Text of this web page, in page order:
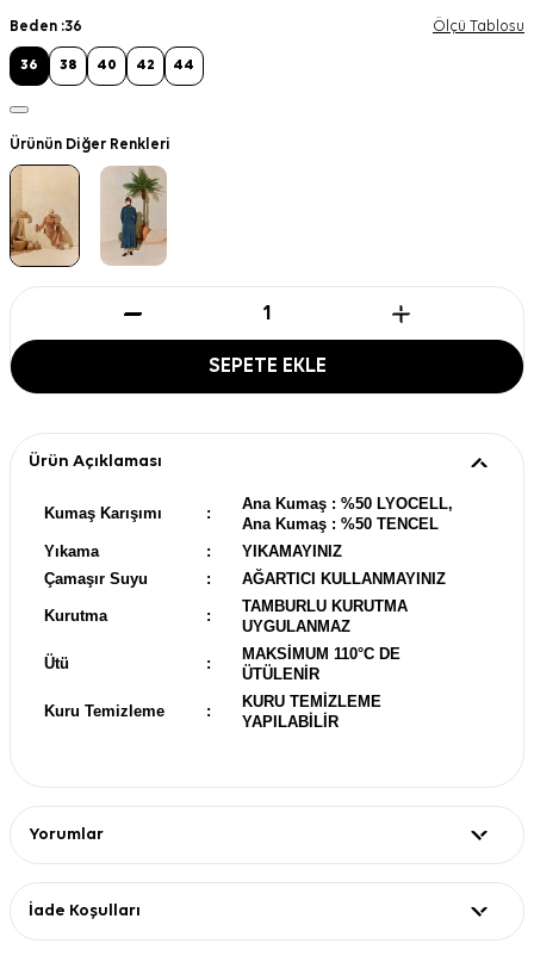
Beden :36 Ölçü Tablosu
36 38 40 42 44
Ürünün Diğer Renkleri
SEPETE EKLE
Ürün Açıklaması
Kumaş Karışımı :
Ana Kumaş : %50 LYOCELL,
Ana Kumaş : %50 TENCEL
Yıkama
:
YIKAMAYINIZ
Çamaşır Suyu
: AĞARTICI KULLANMAYINIZ
Kurutma :
TAMBURLU KURUTMA
UYGULANMAZ
Ütü :
MAKSİMUM 110°C DE
ÜTÜLENİR
Kuru Temizleme :
KURU TEMİZLEME
YAPILABİLİR
Yorumlar
İade Koşulları